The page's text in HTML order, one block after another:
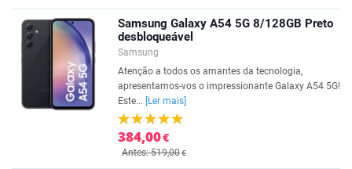
Samsung Galaxy A54 5G 8/128GB Preto
desbloqueável
Samsung
Atenção a todos os amantes da tecnologia,
apresentamos-vos o impressionante Galaxy A54 5G!
Este...
[Ler mais]
384,00€
Antes: 519,00€